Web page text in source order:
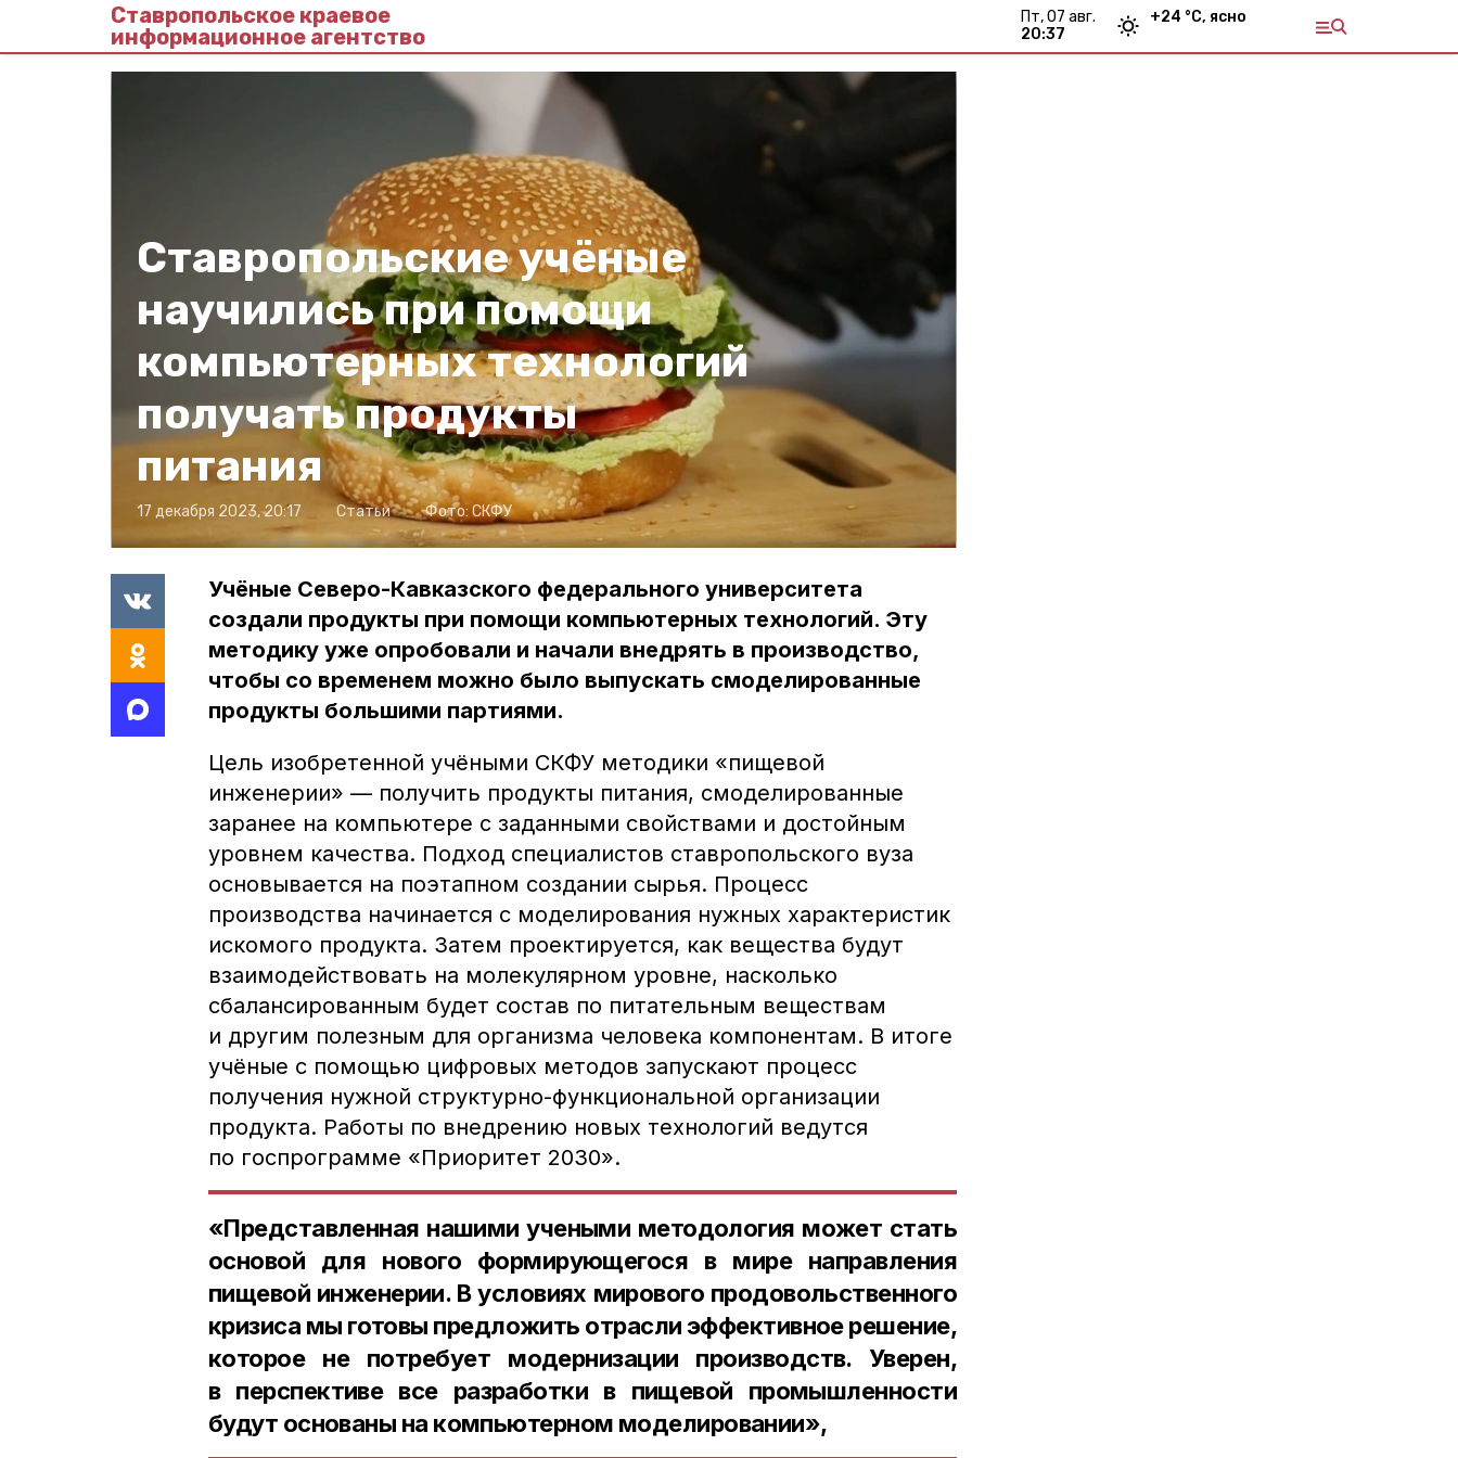
Ставропольское краевое
информационное агентство
пт, 07 авг.
20:37
+24 °С, ясно
Ставропольские учёные
научились при помощи
компьютерных технологий
получать продукты
питания
17 декабря 2023, 20:17 Статьи Фото: СКФУ
Учёные Северо-Кавказского федерального университета
создали продукты при помощи компьютерных технологий. Эту
методику уже опробовали и начали внедрять в производство,
чтобы со временем можно было выпускать смоделированные
продукты большими партиями.
Цель изобретенной учёными СКФУ методики «пищевой
инженерии» — получить продукты питания, смоделированные
заранее на компьютере с заданными свойствами и достойным
уровнем качества. Подход специалистов ставропольского вуза
основывается на поэтапном создании сырья. Процесс
производства начинается с моделирования нужных характеристик
искомого продукта. Затем проектируется, как вещества будут
взаимодействовать на молекулярном уровне, насколько
сбалансированным будет состав по питательным веществам
и другим полезным для организма человека компонентам. В итоге
учёные с помощью цифровых методов запускают процесс
получения нужной структурно-функциональной организации
продукта. Работы по внедрению новых технологий ведутся
по госпрограмме «Приоритет 2030».
«Представленная нашими учеными методология может стать
основой для нового формирующегося в мире направления
пищевой инженерии. В условиях мирового продовольственного
кризиса мы готовы предложить отрасли эффективное решение,
которое не потребует модернизации производств. Уверен,
в перспективе все разработки в пищевой промышленности
будут основаны на компьютерном моделировании»,